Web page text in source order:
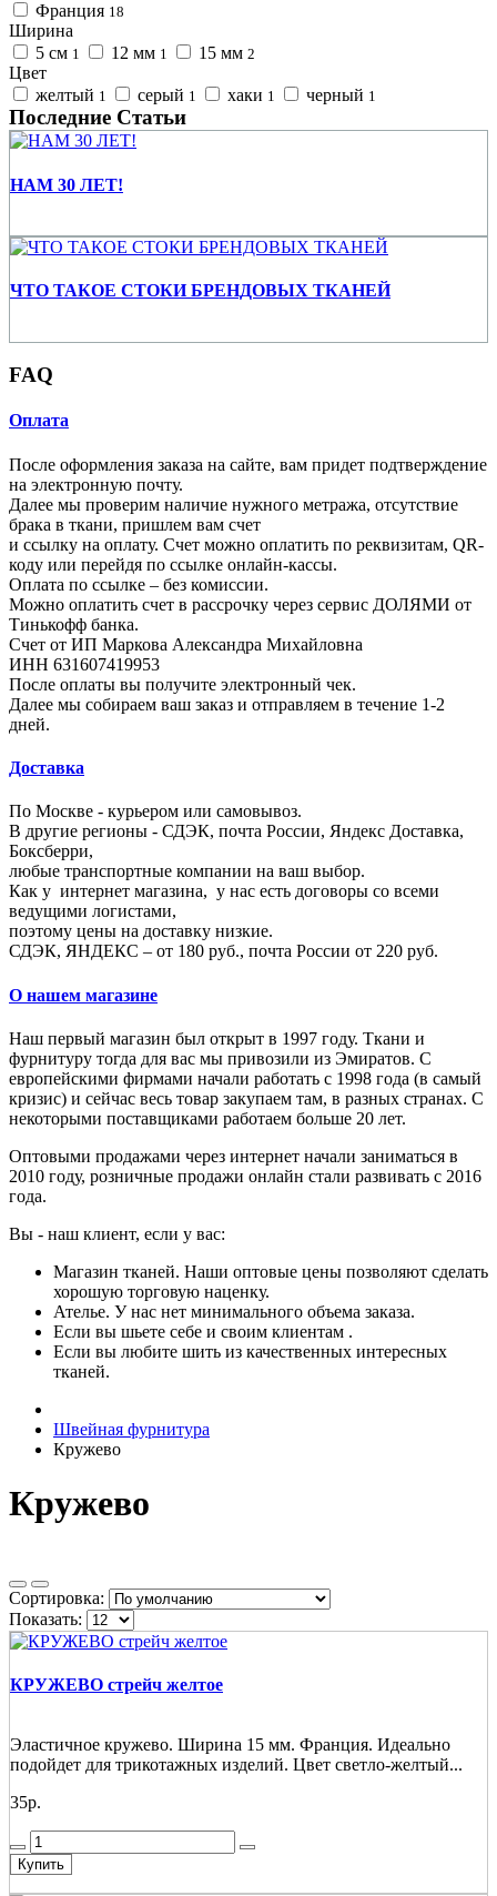
Франция 18
Ширина
5 см 1 12 мм 1 15 мм 2
Цвет
желтый 1 серый 1 хаки 1 черный 1
Последние Статьи
НАМ 30 ЛЕТ!
ЧТО ТАКОЕ СТОКИ БРЕНДОВЫХ ТКАНЕЙ
FAQ
Оплата
После оформления заказа на сайте, вам придет подтверждение
на электронную почту.
Далее мы проверим наличие нужного метража, отсутствие
брака в ткани, пришлем вам счет
и ссылку на оплату. Счет можно оплатить по реквизитам, QR-
коду или перейдя по ссылке онлайн-кассы.
Оплата по ссылке – без комиссии.
Можно оплатить счет в рассрочку через сервис ДОЛЯМИ от
Тинькофф банка.
Счет от ИП Маркова Александра Михайловна
ИНН 631607419953
После оплаты вы получите электронный чек.
Далее мы собираем ваш заказ и отправляем в течение 1-2
дней.
Доставка
По Москве - курьером или самовывоз.
В другие регионы - СДЭК, почта России, Яндекс Доставка,
Боксберри,
любые транспортные компании на ваш выбор.
Как у интернет магазина, у нас есть договоры со всеми
ведущими логистами,
поэтому цены на доставку низкие.
СДЭК, ЯНДЕКС – от 180 руб., почта России от 220 руб.
О нашем магазине
Наш первый магазин был открыт в 1997 году. Ткани и
фурнитуру тогда для вас мы привозили из Эмиратов. С
европейскими фирмами начали работать с 1998 года (в самый
кризис) и сейчас весь товар закупаем там, в разных странах. С
некоторыми поставщиками работаем больше 20 лет.
Оптовыми продажами через интернет начали заниматься в
2010 году, розничные продажи онлайн стали развивать с 2016
года.
Вы - наш клиент, если у вас:
Магазин тканей. Наши оптовые цены позволяют сделать
хорошую торговую наценку.
Ателье. У нас нет минимального объема заказа.
Если вы шьете себе и своим клиентам .
Если вы любите шить из качественных интересных
тканей.
Швейная фурнитура
Кружево
Кружево
Сортировка:
Показать:
КРУЖЕВО стрейч желтое
Эластичное кружево. Ширина 15 мм. Франция. Идеально
подойдет для трикотажных изделий. Цвет светло-желтый...
35р.
Купить